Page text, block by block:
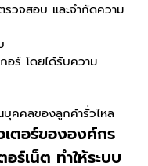
วจสอบ และจำกัดความ
อร์ โดยได้รับความ
คคลของลูกค้ารั่วไหล
ตอร์ขององค์กร
ร์เน็ต ทำให้ระบบ